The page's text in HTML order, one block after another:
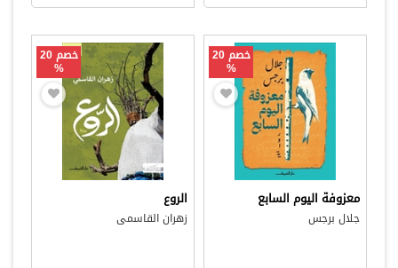
خصم 20
%
معزوفة اليوم السابع
جلال برجس
خصم 20
%
الروع
زهران القاسمى